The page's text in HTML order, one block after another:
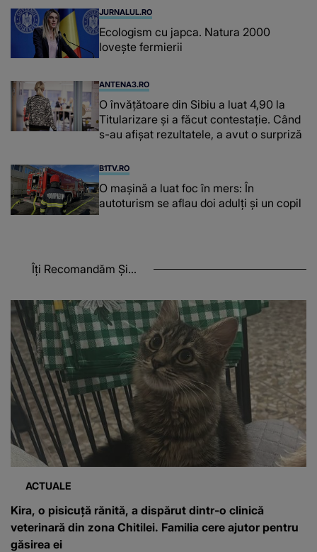
JURNALUL.RO
Ecologism cu japca. Natura 2000
lovește fermierii
ANTENA3.RO
O învățătoare din Sibiu a luat 4,90 la
Titularizare și a făcut contestație. Când
s-au afișat rezultatele, a avut o surpriză
B1TV.RO
O maşină a luat foc în mers: În
autoturism se aflau doi adulți și un copil
Îți Recomandăm Și...
ACTUALE
Kira, o pisicuță rănită, a dispărut dintr-o clinică
veterinară din zona Chitilei. Familia cere ajutor pentru
găsirea ei